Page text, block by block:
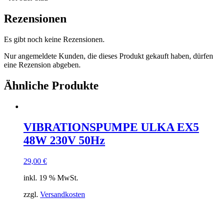
Rezensionen
Es gibt noch keine Rezensionen.
Nur angemeldete Kunden, die dieses Produkt gekauft haben, dürfen
eine Rezension abgeben.
Ähnliche Produkte
VIBRATIONSPUMPE ULKA EX5
48W 230V 50Hz
29,00 €
inkl. 19 % MwSt.
zzgl. Versandkosten